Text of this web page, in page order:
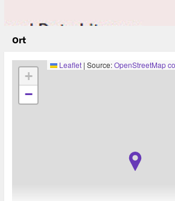
Ort
+
−
Leaflet | Source:OpenStreetMap